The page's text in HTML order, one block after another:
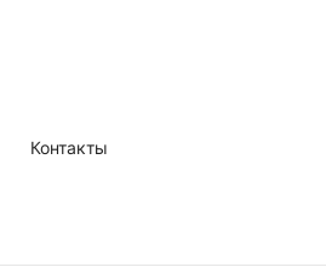
Контакты